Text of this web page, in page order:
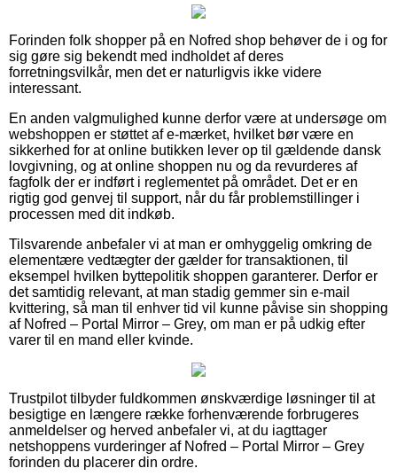
Forinden folk shopper på en Nofred shop behøver de i og for
sig gøre sig bekendt med indholdet af deres
forretningsvilkår, men det er naturligvis ikke videre
interessant.
En anden valgmulighed kunne derfor være at undersøge om
webshoppen er støttet af e-mærket, hvilket bør være en
sikkerhed for at online butikken lever op til gældende dansk
lovgivning, og at online shoppen nu og da revurderes af
fagfolk der er indført i reglementet på området. Det er en
rigtig god genvej til support, når du får problemstillinger i
processen med dit indkøb.
Tilsvarende anbefaler vi at man er omhyggelig omkring de
elementære vedtægter der gælder for transaktionen, til
eksempel hvilken byttepolitik shoppen garanterer. Derfor er
det samtidig relevant, at man stadig gemmer sin e-mail
kvittering, så man til enhver tid vil kunne påvise sin shopping
af Nofred – Portal Mirror – Grey, om man er på udkig efter
varer til en mand eller kvinde.
Trustpilot tilbyder fuldkommen ønskværdige løsninger til at
besigtige en længere række forhenværende forbrugeres
anmeldelser og herved anbefaler vi, at du iagttager
netshoppens vurderinger af Nofred – Portal Mirror – Grey
forinden du placerer din ordre.